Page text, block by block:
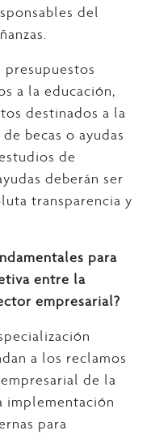
del
presupuestos
a la educación,
destinados a la
becas o ayudas
de
deberán ser
transparencia y
para
entre la
empresarial?
a los reclamos
de la
implementación
para